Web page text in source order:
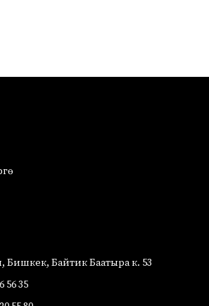
Бишкек, Байтик Баатыра к. 53
56 35